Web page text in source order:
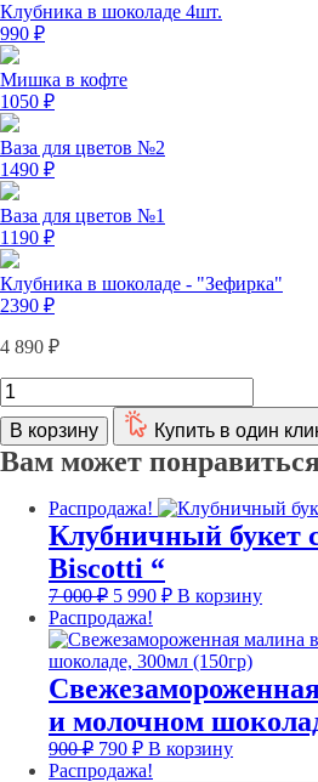
Клубника в шоколаде 4шт.
990 ₽
Мишка в кофте
1050 ₽
Ваза для цветов №2
1490 ₽
Ваза для цветов №1
1190 ₽
Клубника в шоколаде - "Зефирка"
2390 ₽
4 890 ₽
Количество
товара
Комбо-
Набор
-
В корзину Купить в один
Вам может
Распродажа!
Клубничный букет
Biscotti “
7 000₽ Первоначальная
цена
составляла
7
000 ₽.
5 990 ₽Текущая
5
990 ₽.
В корзину
Распродажа!
и молочном
900₽ Первоначальная
цена
790 ₽Текущая
цена:
В корзину
Распродажа!